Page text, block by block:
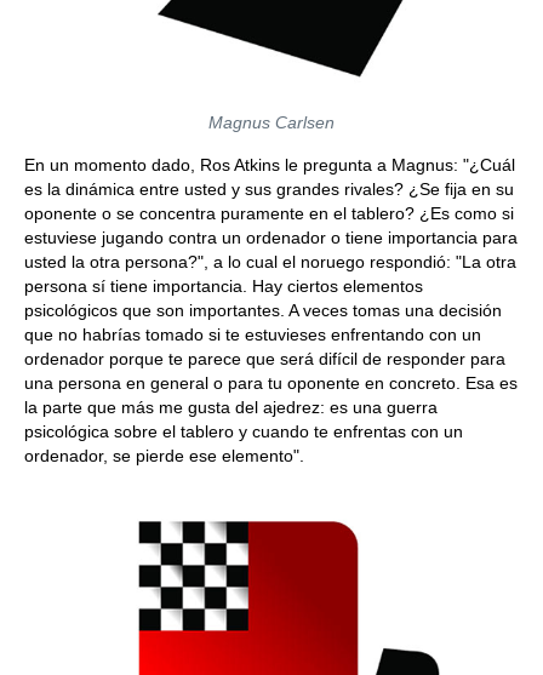
Magnus Carlsen
En un momento dado, Ros Atkins le pregunta a Magnus: "¿Cuál
es la dinámica entre usted y sus grandes rivales? ¿Se fija en su
oponente o se concentra puramente en el tablero? ¿Es como si
estuviese jugando contra un ordenador o tiene importancia para
usted la otra persona?", a lo cual el noruego respondió: "La otra
persona sí tiene importancia. Hay ciertos elementos
psicológicos que son importantes. A veces tomas una decisión
que no habrías tomado si te estuvieses enfrentando con un
ordenador porque te parece que será difícil de responder para
una persona en general o para tu oponente en concreto. Esa es
la parte que más me gusta del ajedrez: es una guerra
psicológica sobre el tablero y cuando te enfrentas con un
ordenador, se pierde ese elemento".